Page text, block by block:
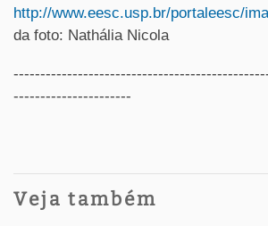
http://www.eesc.usp.br/portaleesc/
da foto: Nathália Nicola
----------------------
Veja também